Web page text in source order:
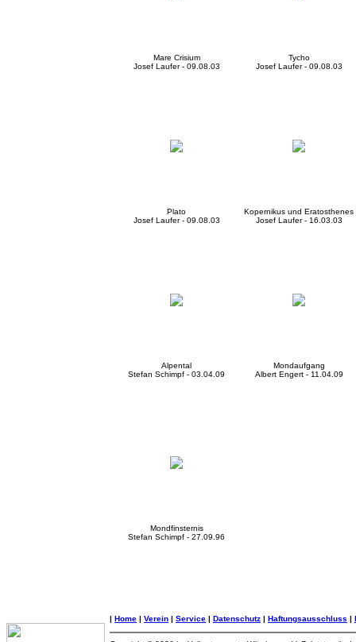
Mare Crisium
Josef Laufer - 09.08.03
Tycho
Josef Laufer - 09.08.03
Plato
Josef Laufer - 09.08.03
Kopernikus und Eratosthenes
Josef Laufer - 16.03.03
Alpental
Stefan Schimpf - 03.04.09
Mondaufgang
Albert Engert - 11.04.09
Mondfinsternis
Stefan Schimpf - 27.09.96
| Home | Verein | Service | Datenschutz | Haftungsausschluss |